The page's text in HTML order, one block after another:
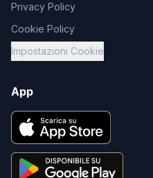
Privacy Policy
Cookie Policy
Impostazioni Cookie
App